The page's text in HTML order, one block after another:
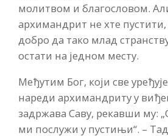
молитвом и благословом.
архимандрит не хте
добро да тако млад
остати на једном месту.
Међутим Бог, који све
нареди архимандриту у
задржава Саву, рекавши му:
ми послужи у пустињи“. –